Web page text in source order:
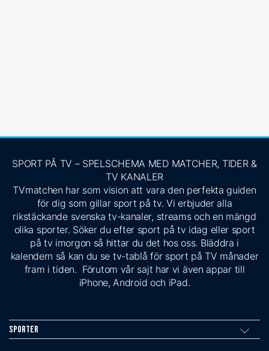
SPORT PÅ TV – SPELSCHEMA MED MATCHER, TIDER &
TV KANALER
TVmatchen har som vision att vara den perfekta guiden
för dig som gillar sport på tv. Vi erbjuder alla
rikstäckande svenska tv-kanaler, streams och en mängd
olika sporter. Söker du efter sport på tv idag eller sport
på tv imorgon så hittar du det hos oss. Bläddra i
kalendern så kan du se tv-tablå för sport på TV månader
fram i tiden. Förutom vår sajt har vi även appar till
iPhone, Android och iPad.
Sporter